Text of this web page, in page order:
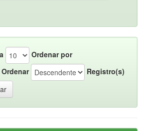
Ordenar por
Ordenar
Registro(s)